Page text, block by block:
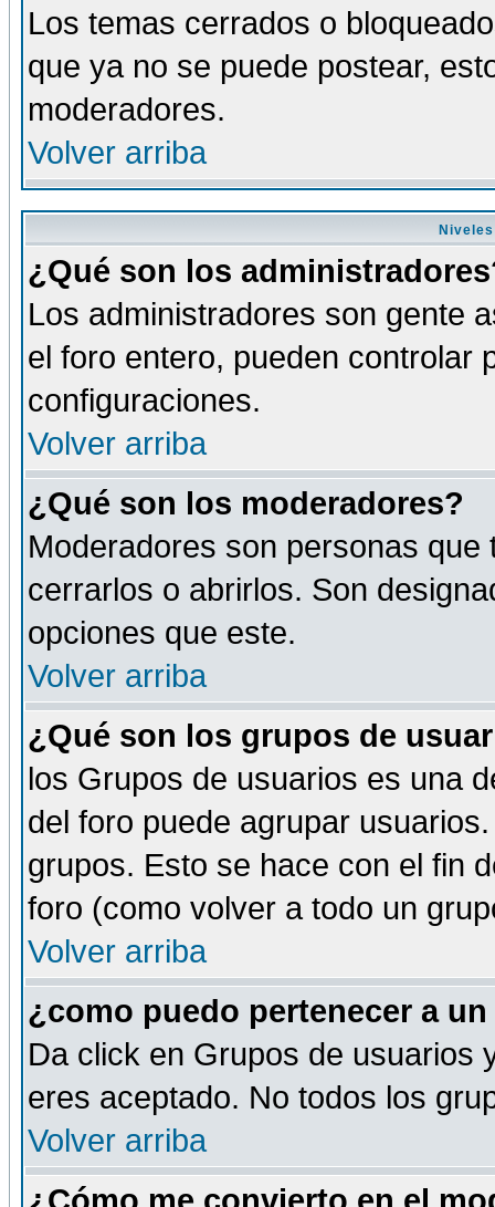
Los temas cerrados o
que ya no se puede postear,
moderadores.
Volver arriba
¿Qué son los
Los administradores son gente
el foro entero, pueden controlar
configuraciones.
Volver arriba
¿Qué son los moderadores?
Moderadores son personas
cerrarlos o abrirlos. Son
opciones que este.
Volver arriba
¿Qué son los grupos de
los Grupos de usuarios es una
del foro puede agrupar
grupos. Esto se hace con el fin
foro (como volver a todo un
Volver arriba
¿como puedo pertenecer a
Da click en Grupos de usuarios
eres aceptado. No todos los
Volver arriba